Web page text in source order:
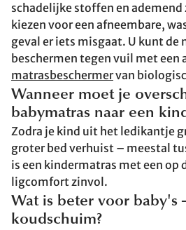
schadelijke stoffen en ademend
kiezen voor een afneembare,
geval er iets misgaat. U kunt de
beschermen tegen vuil met een
matrasbeschermervan
Wanneer moet je
babymatras naar een
Zodra je kind uit het ledikantje
groter bed verhuist – meestal
is een kindermatras met een op
ligcomfort zinvol.
Wat is beter voor baby's
koudschuim?